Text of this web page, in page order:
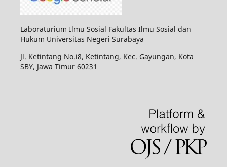
Laboraturium Ilmu Sosial Fakultas Ilmu Sosial dan
Hukum Universitas Negeri Surabaya
Jl. Ketintang No.i8, Ketintang, Kec. Gayungan, Kota
SBY, Jawa Timur 60231